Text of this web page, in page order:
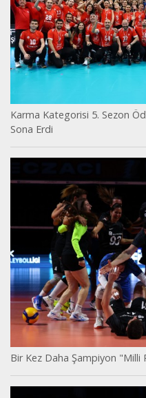
Karma Kategorisi 5. Sezon
Sona Erdi
Bir Kez Daha Şampiyon "Milli